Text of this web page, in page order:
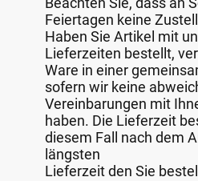
Feiertagen keine
Haben Sie Artikel mit
Lieferzeiten bestellt,
Ware in einer
sofern wir keine
Vereinbarungen mit
haben. Die Lieferzeit
diesem Fall nach dem
längsten
Lieferzeit den Sie